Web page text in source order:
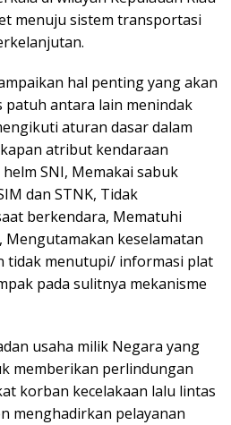
menuju sistem transportasi
hal penting yang akan
patuh antara lain menindak
aturan dasar dalam
atribut kendaraan
SNI, Memakai sabuk
dan STNK, Tidak
berkendara, Mematuhi
Mengutamakan keselamatan
tidak menutupi/ informasi plat
pada sulitnya mekanisme
usaha milik Negara yang
memberikan perlindungan
korban kecelakaan lalu lintas
menghadirkan pelayanan